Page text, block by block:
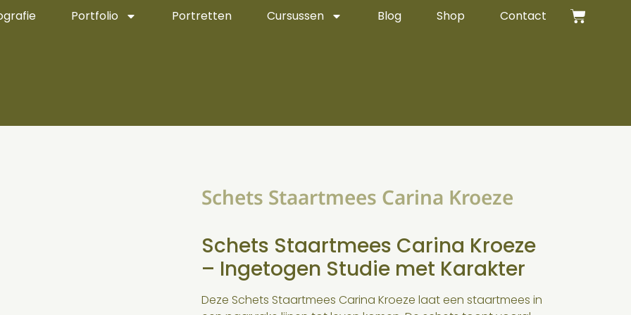
Portfolio Portretten Cursussen Blog Shop Contact
Schets Staartmees Carina Kroeze
Schets Staartmees Carina Kroeze
– Ingetogen Studie met Karakter
Deze Schets Staartmees Carina Kroeze laat een staartmees in